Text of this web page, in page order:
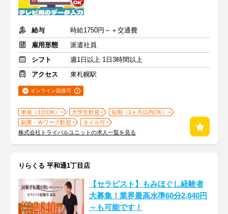
給与
時給1750円～＋交通費
雇用形態
派遣社員
シフト
週1日以上 1日3時間以上
アクセス
東札幌駅
オンライン面接可
単発（1日OK） 大学生歓迎
短期（1ヶ月以内OK）
副業・Ｗワーク歓迎
ネイル可
株式会社トライバルユニットの求人一覧を見る
りらくる 平和通1丁目店
【セラピスト】もみほぐし経験者
大募集！業界最高水準60分2,840円
～も可能です！